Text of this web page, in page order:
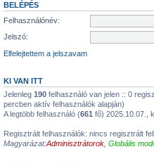
BELÉPÉS
Felhasználónév:
Jelszó:
Elfelejtettem a jelszavam
KI VAN ITT
Jelenleg 190 felhasználó van jelen :: 0
percben aktív felhasználók alapján)
A legtöbb felhasználó (661 fő) 2025.10.07.,
Regisztrált felhasználók: nincs regisztrált
Magyarázat:Adminisztrátorok Globális